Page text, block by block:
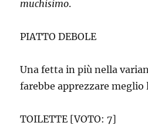
muchisimo.
PIATTO DEBOLE
Una fetta in più nella
farebbe apprezzare meglio
TOILETTE [VOTO: 7]